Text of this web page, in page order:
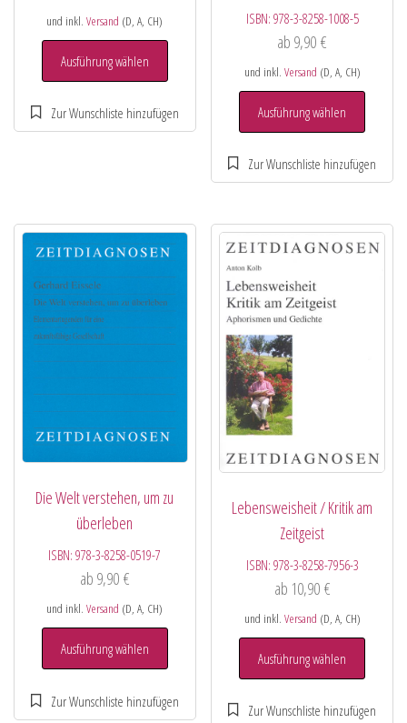
und inkl.Versand (D, A, CH)
Ausführung wählen
ISBN: 978-3-8258-1008-5
ab 9,90€
und inkl. Versand (D, A, CH)
Ausführung wählen
Die Welt verstehen, um zu
überleben
ISBN:978-3-8258-0519-7
ab 9,90 €
und inkl.Versand (D, A, CH)
Ausführung wählen
Lebensweisheit / Kritik am
Zeitgeist
ISBN: 978-3-8258-7956-3
ab 10,90 €
und inkl. Versand (D, A, CH)
Ausführung wählen